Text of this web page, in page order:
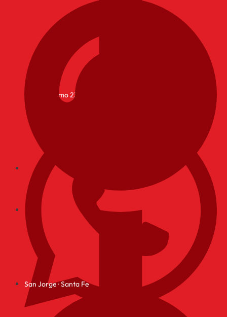
San Jerónimo 2323
San Jorge · Santa Fe